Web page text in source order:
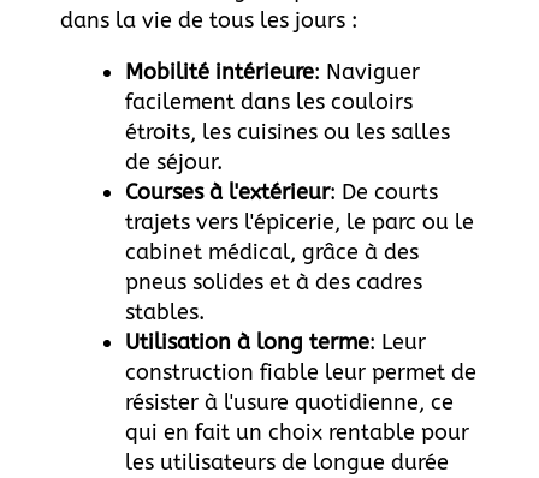
dans la vie de tous les jours :
Mobilité intérieure: Naviguer
facilement dans les couloirs
étroits, les cuisines ou les salles
de séjour.
Courses à l'extérieur: De courts
trajets vers l'épicerie, le parc ou le
cabinet médical, grâce à des
pneus solides et à des cadres
stables.
Utilisation à long terme: Leur
construction fiable leur permet de
résister à l'usure quotidienne, ce
qui en fait un choix rentable pour
les utilisateurs de longue durée